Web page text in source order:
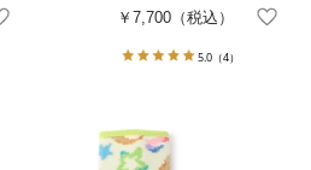
￥7,700（税込）
5.0（4）